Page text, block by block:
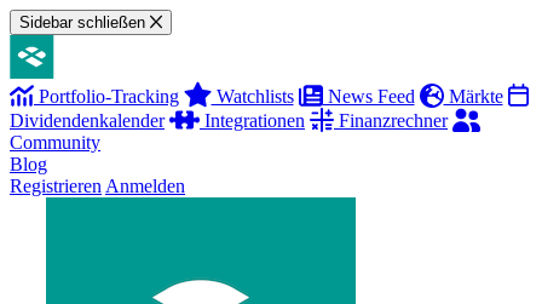
Sidebar schließen
Portfolio-Tracking Watchlists News Feed
Märkte
Dividendenkalender
Integrationen
Finanzrechner
Community
Blog
Registrieren Anmelden